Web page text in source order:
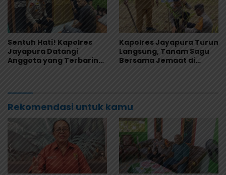
Sentuh Hati! Kapolres
Jayapura Datangi
Anggota yang Terbaring
Kapolres Jayapura Turun
Langsung, Tanam Sagu
Bersama Jemaat di
Rekomendasi untuk kamu